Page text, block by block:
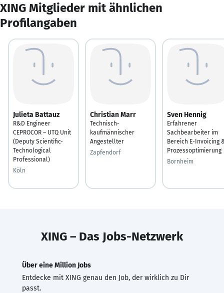
XING Mitglieder mit ähnlichen
Profilangaben
Julieta Battauz
R&D Engineer
CEPROCOR – UTQ Unit
(Deputy Scientific-
Technological
Professional)
Köln
Christian Marr
Technisch-
kaufmännischer
Angestellter
Zapfendorf
Sven Hennig
Erfahrener
Sachbearbeiter im
Bereich E-Invoicing
Prozessoptimierung
Bornheim
XING – Das Jobs-Netzwerk
Über eine Million Jobs
Entdecke mit XING genau den Job, der wirklich zu Dir
passt.